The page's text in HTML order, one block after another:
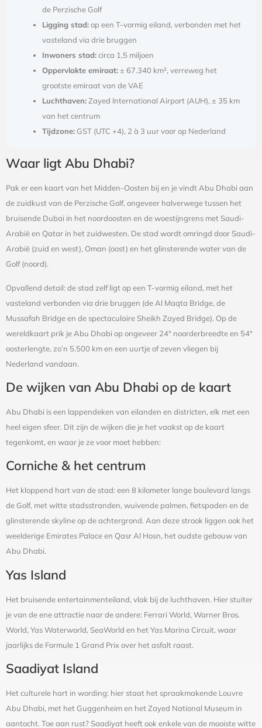
de Perzische Golf
Ligging stad:op een T-vormig eiland, verbonden met het
vasteland via drie bruggen
Inwoners stad:circa 1,5 miljoen
Oppervlakte emiraat:± 67.340 km², verreweg het
grootste emiraat van de VAE
Luchthaven:Zayed International Airport (AUH), ± 35 km
van het centrum
Tijdzone: GST (UTC +4), 2 à 3 uur voor op Nederland
Waar ligt Abu Dhabi?
Pak er een kaart van het Midden-Oosten bij en je vindt Abu Dhabi aan
de zuidkust van de Perzische Golf, ongeveer halverwege tussen het
bruisende Dubai in het noordoosten en de woestijngrens met Saudi-
Arabië en Qatar in het zuidwesten. De stad wordt omringd door Saudi-
Arabië (zuid en west), Oman (oost) en het glinsterende water van de
Golf (noord).
Opvallend detail: de stad zelf ligt op een T-vormig eiland, met het
vasteland verbonden via drie bruggen (de Al Maqta Bridge, de
Mussafah Bridge en de spectaculaire Sheikh Zayed Bridge). Op de
wereldkaart prik je Abu Dhabi op ongeveer 24° noorderbreedte en 54°
oosterlengte, zo’n 5.500 km en een uurtje of zeven vliegen bij
Nederland vandaan.
De wijken van Abu Dhabi op de kaart
Abu Dhabi is een lappendeken van eilanden en districten, elk met een
heel eigen sfeer. Dit zijn de wijken die je het vaakst op de kaart
tegenkomt, en waar je ze voor moet hebben:
Corniche & het centrum
Het kloppend hart van de stad: een 8 kilometer lange boulevard langs
de Golf, met witte stadsstranden, wuivende palmen, fietspaden en de
glinsterende skyline op de achtergrond. Aan deze strook liggen ook het
weelderige Emirates Palace en Qasr Al Hosn, het oudste gebouw van
Abu Dhabi.
Yas Island
Het bruisende entertainmenteiland, vlak bij de luchthaven. Hier stuiter
je van de ene attractie naar de andere: Ferrari World, Warner Bros.
World, Yas Waterworld, SeaWorld en het Yas Marina Circuit, waar
jaarlijks de Formule 1 Grand Prix over het asfalt raast.
Saadiyat Island
Het culturele hart in wording: hier staat het spraakmakende Louvre
Abu Dhabi, met het Guggenheim en het Zayed National Museum in
aantocht. Toe aan rust? Saadiyat heeft ook enkele van de mooiste witte